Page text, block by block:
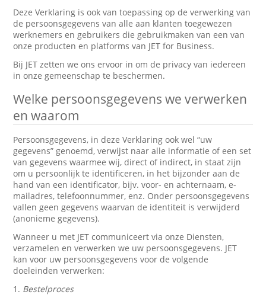
Deze Verklaring is ook van toepassing op de verwerking van
de persoonsgegevens van alle aan klanten toegewezen
werknemers en gebruikers die gebruikmaken van een van
onze producten en platforms van JET for Business.
Bij JET zetten we ons ervoor in om de privacy van iedereen
in onze gemeenschap te beschermen.
Welke persoonsgegevens we verwerken
en waarom
Persoonsgegevens, in deze Verklaring ook wel “uw
gegevens” genoemd, verwijst naar alle informatie of een set
van gegevens waarmee wij, direct of indirect, in staat zijn
om u persoonlijk te identificeren, in het bijzonder aan de
hand van een identificator, bijv. voor- en achternaam, e-
mailadres, telefoonnummer, enz. Onder persoonsgegevens
vallen geen gegevens waarvan de identiteit is verwijderd
(anonieme gegevens).
Wanneer u met JET communiceert via onze Diensten,
verzamelen en verwerken we uw persoonsgegevens. JET
kan voor uw persoonsgegevens voor de volgende
doeleinden verwerken:
1. Bestelproces